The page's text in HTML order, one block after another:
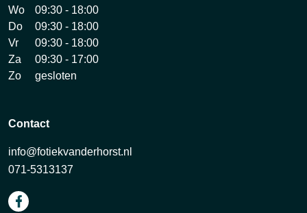
Wo
09:30 - 18:00
Do
09:30 - 18:00
Vr
09:30 - 18:00
Za
09:30 - 17:00
Zo
gesloten
Contact
info@fotiekvanderhorst.nl
071-5313137